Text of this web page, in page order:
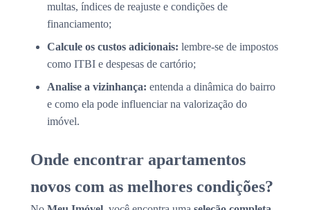
multas, índices de reajuste e condições de
financiamento;
Calcule os custos adicionais: lembre-se de impostos
como ITBI e despesas de cartório;
Analise a vizinhança: entenda a dinâmica do bairro
e como ela pode influenciar na valorização do
imóvel.
Onde encontrar apartamentos
novos com as melhores condições?